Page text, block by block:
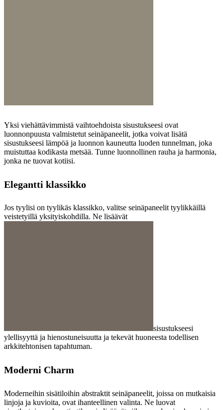
Yksi viehättävimmistä vaihtoehdoista sisustukseesi ovat
luonnonpuusta valmistetut seinäpaneelit, jotka voivat lisätä
sisustukseesi lämpöä ja luonnon kauneutta luoden tunnelman, joka
muistuttaa kodikasta metsää. Tunne luonnollinen rauha ja harmonia,
jonka ne tuovat kotiisi.
Elegantti klassikko
Jos tyylisi on tyylikäs klassikko, valitse seinäpaneelit tyylikkäillä
veistetyillä yksityiskohdilla. Ne lisäävät
sisustukseesi
ylellisyyttä ja hienostuneisuutta ja tekevät huoneesta todellisen
arkkitehtonisen tapahtuman.
Moderni Charm
Moderneihin sisätiloihin abstraktit seinäpaneelit, joissa on mutkaisia ​​
linjoja ja kuvioita, ovat ihanteellinen valinta. Ne luovat